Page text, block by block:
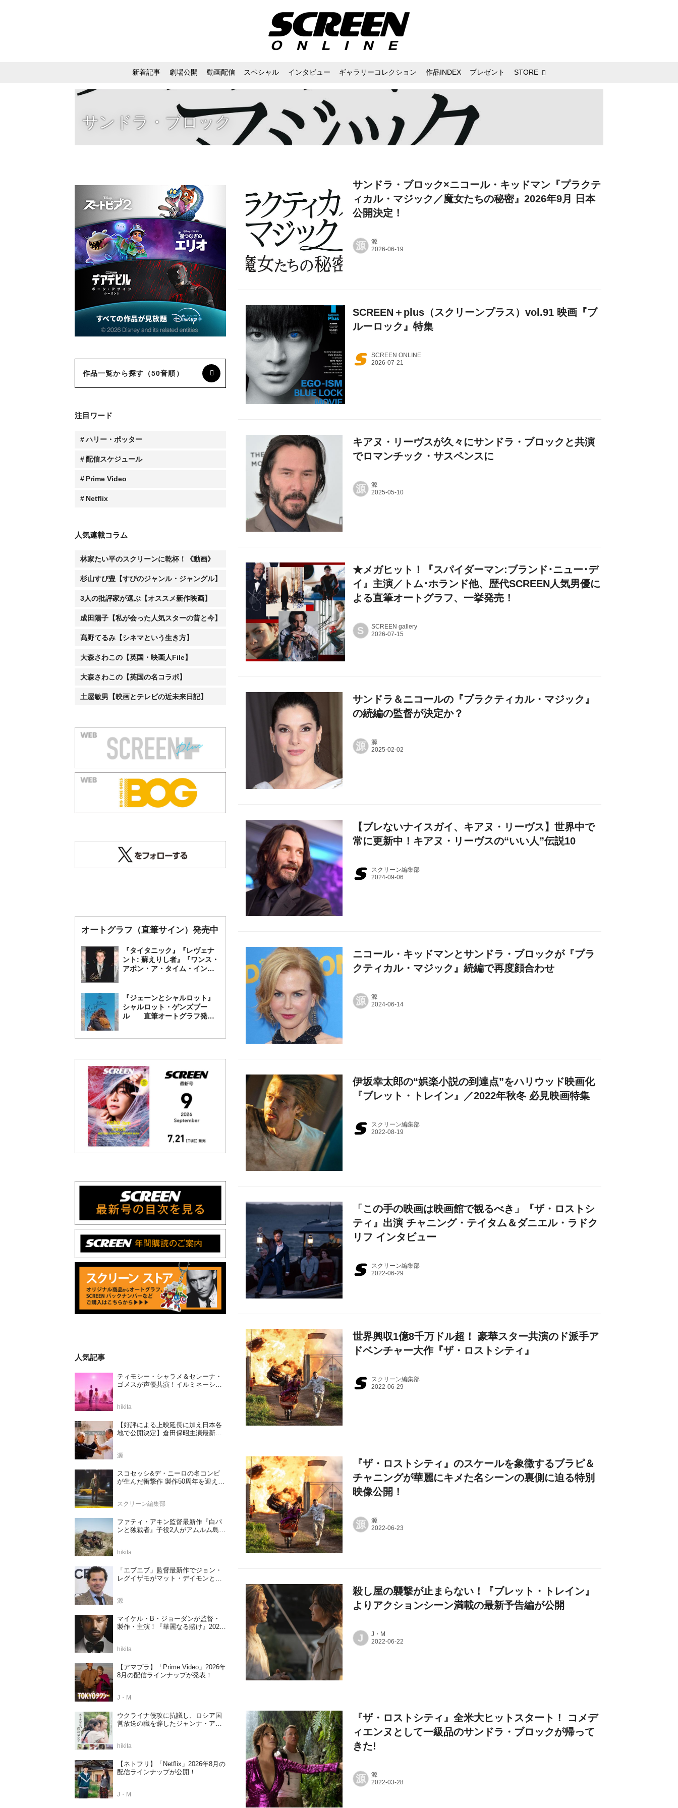
新着記事 劇場公開 動画配信 スペシャル インタビュー ギャラリーコレクション 作品INDEX プレゼント STORE
サンドラ・ブロック
サンドラ・ブロック×ニコール・キッドマン『プラクテ
ィカル・マジック／魔女たちの秘密』2026年9月 日本
公開決定！
源 源
SCREEN＋plus（スクリーンプラス）vol.91 映画『ブ
ルーロック』特集
SCREEN ONLINE
キアヌ・リーヴスが久々にサンドラ・ブロックと共演
でロマンチック・サスペンスに
源 源
★メガヒット！『スパイダーマン:ブランド･ニュー･デ
イ』主演／トム･ホランド他、歴代SCREEN人気男優に
よる直筆オートグラフ、一挙発売！
S SCREEN gallery
サンドラ＆ニコールの『プラクティカル・マジック』
の続編の監督が決定か？
源 源
【ブレないナイスガイ、キアヌ・リーヴス】世界中で
常に更新中！キアヌ・リーヴスの“いい人”伝説10
スクリーン編集部
ニコール・キッドマンとサンドラ・ブロックが『プラ
クティカル・マジック』続編で再度顔合わせ
源 源
伊坂幸太郎の“娯楽小説の到達点”をハリウッド映画化
『ブレット・トレイン』／2022年秋冬 必見映画特集
スクリーン編集部
「この手の映画は映画館で観るべき」『ザ・ロストシ
ティ』出演 チャニング・テイタム＆ダニエル・ラドク
リフ インタビュー
スクリーン編集部
世界興収1億8千万ドル超！ 豪華スター共演のド派手ア
ドベンチャー大作『ザ・ロストシティ』
スクリーン編集部
『ザ・ロストシティ』のスケールを象徴するブラピ＆
チャニングが華麗にキメた名シーンの裏側に迫る特別
映像公開！
源 源
殺し屋の襲撃が止まらない！『ブレット・トレイン』
よりアクションシーン満載の最新予告編が公開
J J・M
『ザ・ロストシティ』全米大ヒットスタート！ コメデ
ィエンヌとして一級品のサンドラ・ブロックが帰って
きた!
源 源
作品一覧から探す（50音順）
注目ワード
ハリー・ポッター
配信スケジュール
Prime Video
Netflix
人気連載コラム
林家たい平のスクリーンに乾杯！《動画》
杉山すぴ豊【すぴのジャンル・ジャングル】
3人の批評家が選ぶ【オススメ新作映画】
成田陽子【私が会った人気スターの昔と今】
髙野てるみ【シネマという生き方】
大森さわこの【英国・映画人File】
大森さわこの【英国の名コラボ】
土屋敏男【映画とテレビの近未来日記】
オートグラフ（直筆サイン）発売中
『タイタニック』『レヴェナ
ント: 蘇えりし者』『ワンス・
アポン・ア・タイム・イン・
フ発売中
『ジェーンとシャルロット』
シャルロット・ゲンズブー
ル 直筆オートグラフ発売
人気記事
ティモシー・シャラメ＆セレーナ・
ゴメスが声優共演！イルミネーショ
定
hikita
【好評による上映延長に加え日本各
地で公開決定】倉田保昭主演最新作
源
スコセッシ&デ・ニーロの名コンビ
が生んだ衝撃作 製作50周年を迎える
スクリーン編集部
ファティ・アキン監督最新作『白パ
ンと独裁者』子役2人がアムルム島の
hikita
「エブエブ」監督最新作でジョン・
レグイザモがマット・デイモンと再
源
マイケル・B・ジョーダンが監督・
製作・主演！『華麗なる賭け』2027
hikita
【アマプラ】「Prime Video」2026年
8月の配信ラインナップが発表！
J・M
ウクライナ侵攻に抗議し、ロシア国
営放送の職を辞したジャンナ・アガ
決定
hikita
【ネトフリ】「Netflix」2026年8月の
配信ラインナップが公開！
J・M